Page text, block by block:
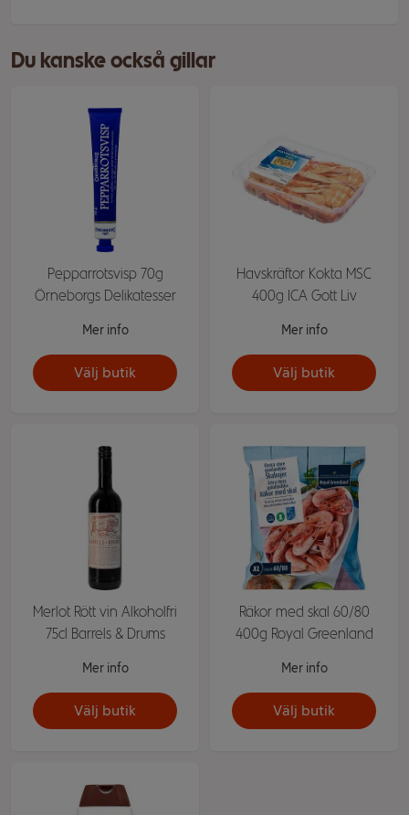
Du kanske också gillar
Pepparrotsvisp 70g
Örneborgs Delikatesser
Mer info
Välj butik
Havskräftor Kokta MSC
400g ICA Gott Liv
Mer info
Välj butik
Merlot Rött vin Alkoholfri
75cl Barrels & Drums
Mer info
Välj butik
Räkor med skal 60/80
400g Royal Greenland
Mer info
Välj butik